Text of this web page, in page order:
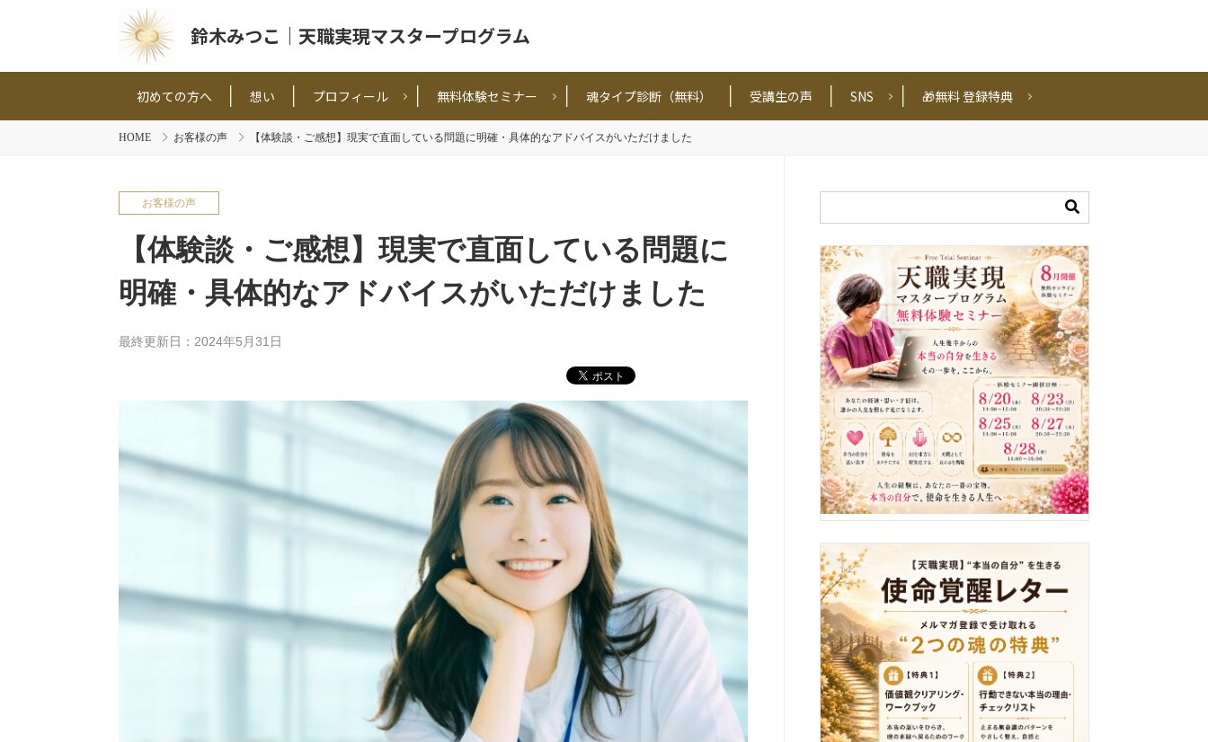
鈴木みつこ｜天職実現マスタープログラム
初めての方へ 想い プロフィール 無料体験セミナー 魂タイプ診断（無料） 受講生の声 SNS 🎁無料 登録特典
HOME お客様の声 【体験談・ご感想】現実で直面している問題に明確・具体的なアドバイスがいただけました
お客様の声
【体験談・ご感想】現実で直面している問題に
明確・具体的なアドバイスがいただけました
最終更新日：2024年5月31日